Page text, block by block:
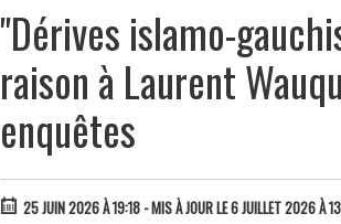
"Dérives islamo-
raison à Laurent
enquêtes
25 JUIN 2026 À 19:18 - MIS À JOUR LE 6 JUILLET 2026 À